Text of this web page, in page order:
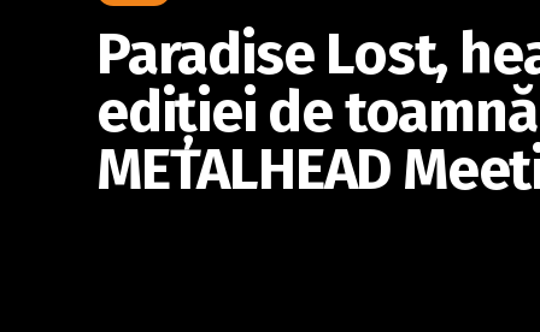
Paradise Lost,
ediţiei de
METALHEAD